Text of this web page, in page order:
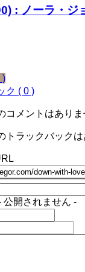
: ノーラ・ジ
)
ク ( 0 )
コメントはありま
トラックバックは
公開されません -